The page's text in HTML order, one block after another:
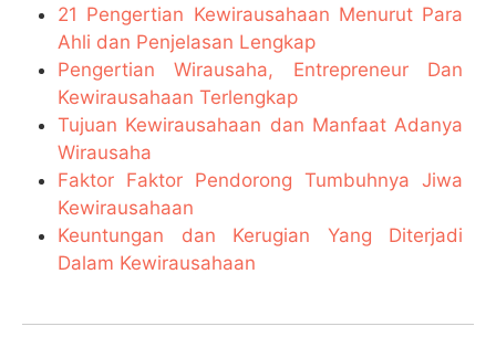
21 Pengertian Kewirausahaan Menurut Para
Ahli dan Penjelasan Lengkap
Pengertian Wirausaha, Entrepreneur Dan
Kewirausahaan Terlengkap
Tujuan Kewirausahaan dan Manfaat Adanya
Wirausaha
Faktor Faktor Pendorong Tumbuhnya Jiwa
Kewirausahaan
Keuntungan dan Kerugian Yang Diterjadi
Dalam Kewirausahaan